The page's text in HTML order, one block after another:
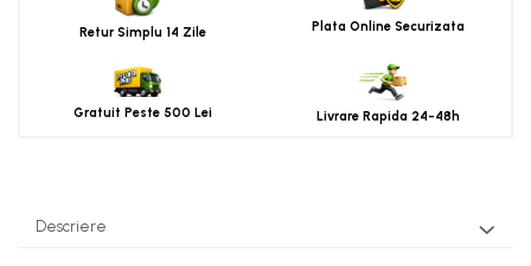
Retur Simplu 14 Zile Plata Online Securizata
Gratuit Peste 500 Lei Livrare Rapida 24-48h
Descriere